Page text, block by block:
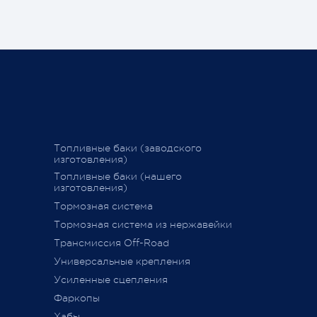
г.
График последних отправок "ПЭК"
15 декабря 2020
Топливные баки (заводского
изготовления)
Топливные баки (нашего
изготовления)
Тормозная система
Тормозная система из нержавейки
Трансмиссия Off-Road
Универсальные крепления
Усиленные сцепления
Фаркопы